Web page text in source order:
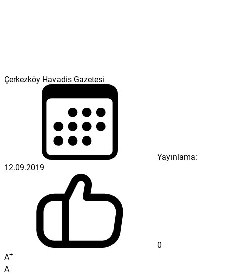
Çerkezköy Havadis Gazetesi
Yayınlama:
12.09.2019
0
A+
A-